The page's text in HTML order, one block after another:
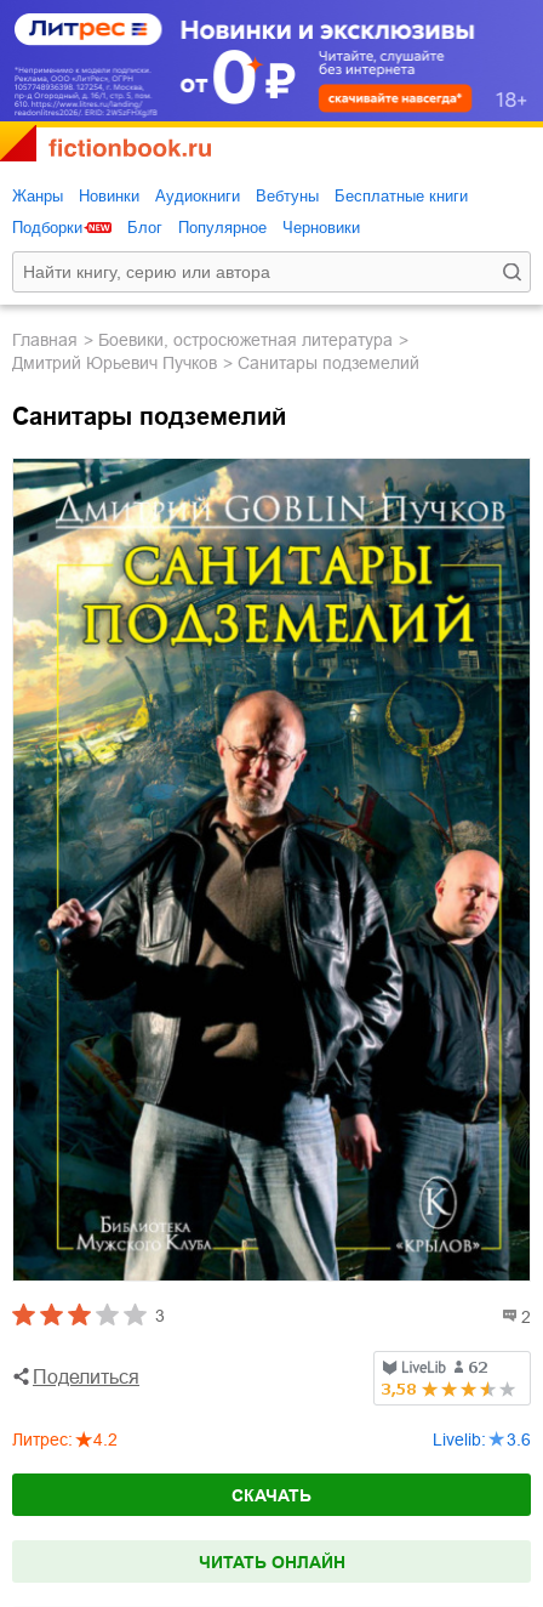
Жанры Новинки Аудиокниги Вебтуны
Бесплатные книги
Подборки
Блог Популярное Черновики
Главная
боевики, остросюжетная литература
Дмитрий Юрьевич Пучков
Санитары подземелий
Санитары подземелий
3 2
Поделиться
Литрес: 4.2 Livelib: 3.6
СКАЧАТЬ
ЧИТАТЬ ОНЛАЙН